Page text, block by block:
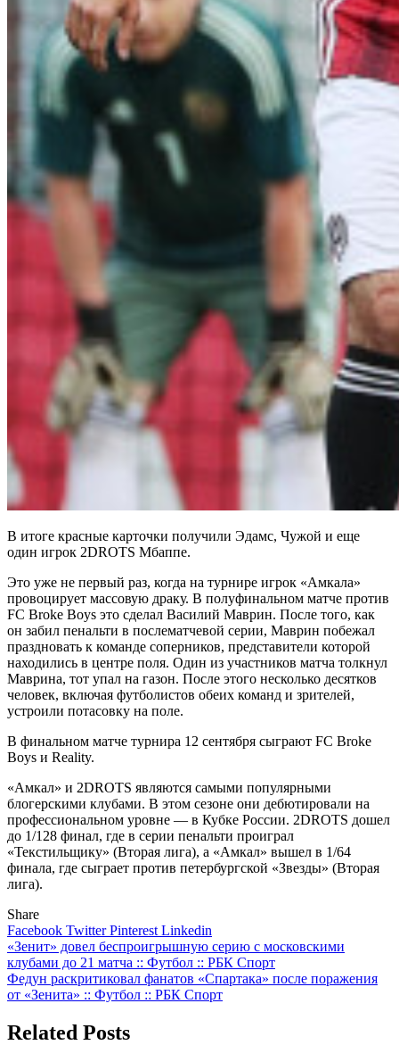
В итоге красные карточки получили Эдамс, Чужой и еще
один игрок 2DROTS Мбаппе.
Это уже не первый раз, когда на турнире игрок «Амкала»
провоцирует массовую драку. В полуфинальном матче против
FC Broke Boys это сделал Василий Маврин. После того, как
он забил пенальти в послематчевой серии, Маврин побежал
праздновать к команде соперников, представители которой
находились в центре поля. Один из участников матча толкнул
Маврина, тот упал на газон. После этого несколько десятков
человек, включая футболистов обеих команд и зрителей,
устроили потасовку на поле.
В финальном матче турнира 12 сентября сыграют FC Broke
Boys и Reality.
«Амкал» и 2DROTS являются самыми популярными
блогерскими клубами. В этом сезоне они дебютировали на
профессиональном уровне — в Кубке России. 2DROTS дошел
до 1/128 финал, где в серии пенальти проиграл
«Текстильщику» (Вторая лига), а «Амкал» вышел в 1/64
финала, где сыграет против петербургской «Звезды» (Вторая
лига).
Share
Facebook TwitterPinterest Linkedin
Навигация
по
записям
«Зенит» довел беспроигрышную серию с московскими
клубами до 21 матча :: Футбол :: РБК Спорт
Федун раскритиковал фанатов «Спартака» после поражения
от «Зенита» :: Футбол :: РБК Спорт
Related Posts